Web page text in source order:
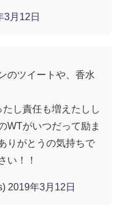
3月12日
のツイートや、香水
し責任も増えたしし
WTがいつだって励ま
りがとうの気持ちで
い！！
2019年3月12日